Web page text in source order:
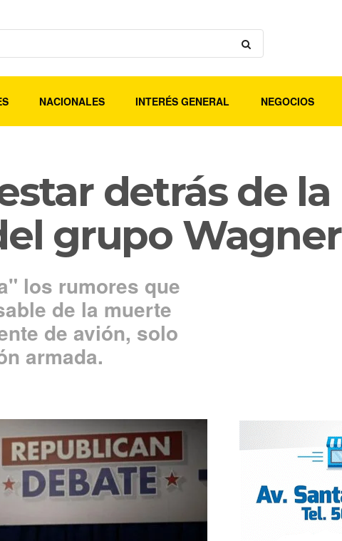
NACIONALES INTERÉS GENERAL NEGOCIOS
detrás de la
grupo Wagner
los rumores que
de la muerte
de avión, solo
armada.